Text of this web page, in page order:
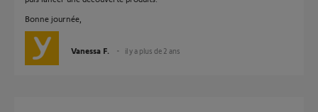
Bonne journée,
Vanessa F. il y a plus de 2 ans